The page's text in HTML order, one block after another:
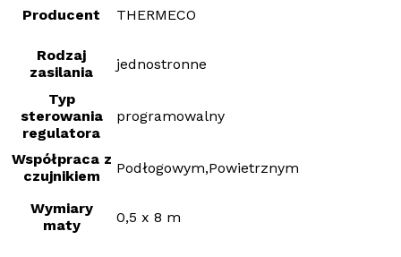
Producent THERMECO
Rodzaj
zasilania
jednostronne
Typ
sterowania
regulatora
programowalny
Współpraca z
czujnikiem
Podłogowym,Powietrznym
Wymiary
maty
0,5 x 8 m